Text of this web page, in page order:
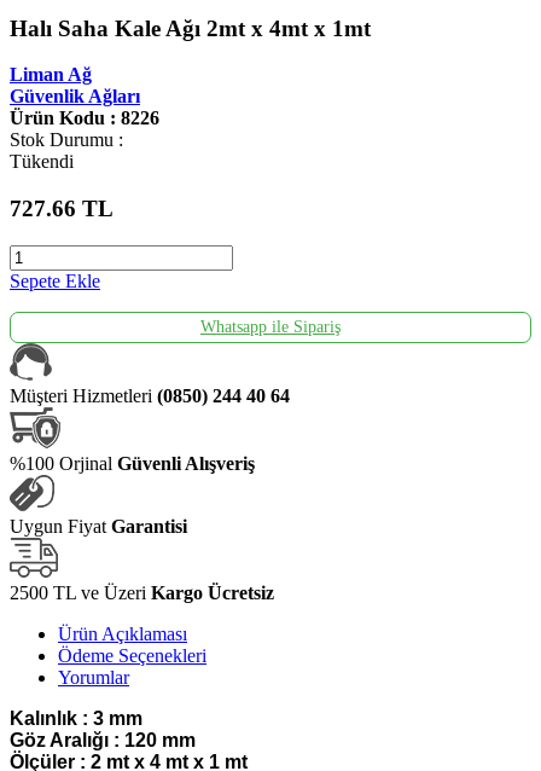
Halı Saha Kale Ağı 2mt x 4mt x 1mt
Liman Ağ
Güvenlik Ağları
Ürün Kodu : 8226
Stok Durumu :
Tükendi
727.66 TL
Sepete Ekle
Whatsapp ile Sipariş
Müşteri Hizmetleri (0850) 244 40 64
%100 Orjinal Güvenli Alışveriş
Uygun Fiyat Garantisi
2500 TL ve Üzeri Kargo Ücretsiz
Ürün Açıklaması
Ödeme Seçenekleri
Yorumlar
Kalınlık : 3 mm
Göz Aralığı : 120 mm
Ölçüler : 2 mt x 4 mt x 1 mt